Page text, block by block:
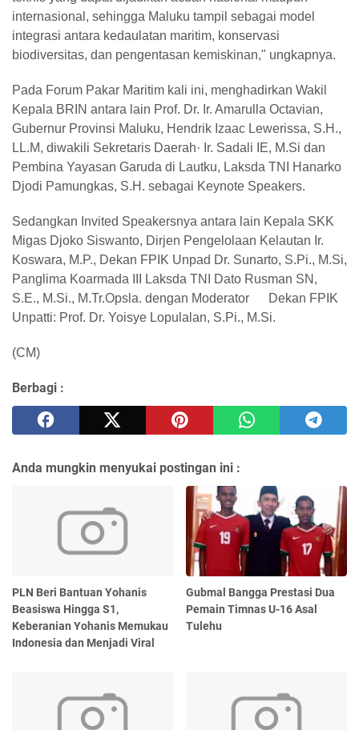
internasional, sehingga Maluku tampil sebagai model
integrasi antara kedaulatan maritim, konservasi
biodiversitas, dan pengentasan kemiskinan," ungkapnya.
Pada Forum Pakar Maritim kali ini, menghadirkan Wakil
Kepala BRIN antara lain Prof. Dr. Ir. Amarulla Octavian,
Gubernur Provinsi Maluku, Hendrik Izaac Lewerissa, S.H.,
LL.M, diwakili Sekretaris Daerah· Ir. Sadali IE, M.Si dan
Pembina Yayasan Garuda di Lautku, Laksda TNI Hanarko
Djodi Pamungkas, S.H. sebagai Keynote Speakers.
Sedangkan Invited Speakersnya antara lain Kepala SKK
Migas Djoko Siswanto, Dirjen Pengelolaan Kelautan Ir.
Koswara, M.P., Dekan FPIK Unpad Dr. Sunarto, S.Pi., M.Si,
Panglima Koarmada III Laksda TNI Dato Rusman SN,
S.E., M.Si., M.Tr.Opsla. dengan Moderator
Dekan FPIK
Unpatti: Prof. Dr. Yoisye Lopulalan, S.Pi., M.Si.
(CM)
Berbagi :
Anda mungkin menyukai postingan ini :
PLN Beri Bantuan Yohanis
Beasiswa Hingga S1,
Keberanian Yohanis Memukau
Indonesia dan Menjadi Viral
Gubmal Bangga Prestasi Dua
Pemain Timnas U-16 Asal
Tulehu